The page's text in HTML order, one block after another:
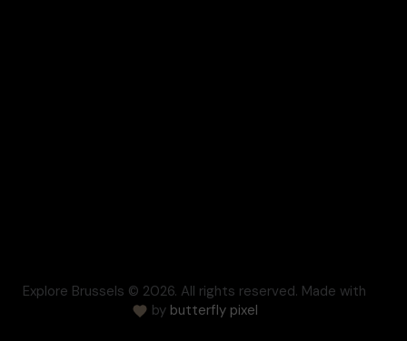
Explore Brussels © 2026. All rights reserved. Made with
by butterfly pixel